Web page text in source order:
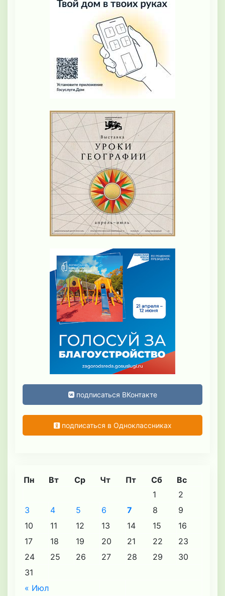
подписаться ВКонтакте
подписаться в Одноклассниках
Пн Вт Ср Чт Пт Сб Вс
« Июл
1
2
3
4 5 6 7 8
9
10
11 12 13 14 15
16
17
18 19 20 21 22
23
24
25 26 27 28 29
30
31